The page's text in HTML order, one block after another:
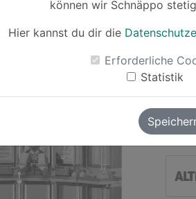
können wir Schnäppo
Hier kannst du dir die
Erforderliche
Statistik
-16%